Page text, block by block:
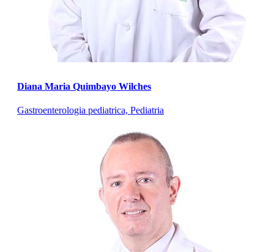
Diana Maria Quimbayo Wilches
Gastroenterologia pediatrica, Pediatria